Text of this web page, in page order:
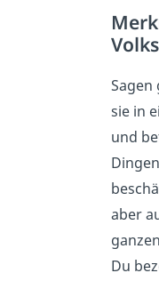
Sagen
sie in
und
aber
Du